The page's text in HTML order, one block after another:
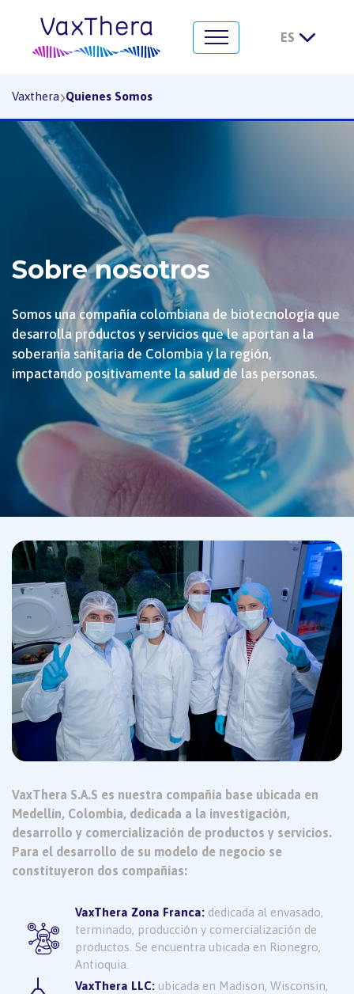
¿Quiénes somos?
Vaxthera›Quienes Somos
Sobre nosotros
Somos una compañía colombiana de biotecnología que
desarrolla productos y servicios que le aportan a la
soberanía sanitaria de Colombia y la región,
impactando positivamente la salud de las personas.
VaxThera S.A.S es nuestra compañía base ubicada en
Medellín, Colombia, dedicada a la investigación,
desarrollo y comercialización de productos y servicios.
Para el desarrollo de su modelo de negocio se
constituyeron dos compañías:
VaxThera Zona Franca: dedicada al envasado,
terminado, producción y comercialización de
productos. Se encuentra ubicada en Rionegro,
Antioquia.
VaxThera LLC: ubicada en Madison, Wisconsin,